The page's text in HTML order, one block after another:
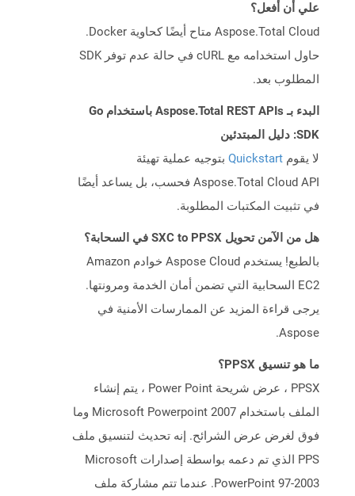
علي أن أفعل؟
Aspose.Total Cloud متاح أيضًا كحاوية Docker.
حاول استخدامه مع cURL في حالة عدم توفر SDK
المطلوب بعد.
البدء بـ Aspose.Total REST APIs باستخدام Go
SDK: دليل المبتدئين
لا يقوم Quickstart بتوجيه عملية تهيئة
Aspose.Total Cloud API فحسب، بل يساعد أيضًا
في تثبيت المكتبات المطلوبة.
هل من الآمن تحويل SXC to PPSX في السحابة؟
بالطبع! يستخدم Aspose Cloud خوادم Amazon
EC2 السحابية التي تضمن أمان الخدمة ومرونتها.
يرجى قراءة المزيد عن الممارسات الأمنية في
Aspose.
ما هو تنسيق PPSX؟
PPSX ، عرض شريحة Power Point ، يتم إنشاء
الملف باستخدام Microsoft Powerpoint 2007 وما
فوق لغرض عرض الشرائح. إنه تحديث لتنسيق ملف
PPS الذي تم دعمه بواسطة إصدارات Microsoft
PowerPoint 97-2003. عندما تتم مشاركة ملف